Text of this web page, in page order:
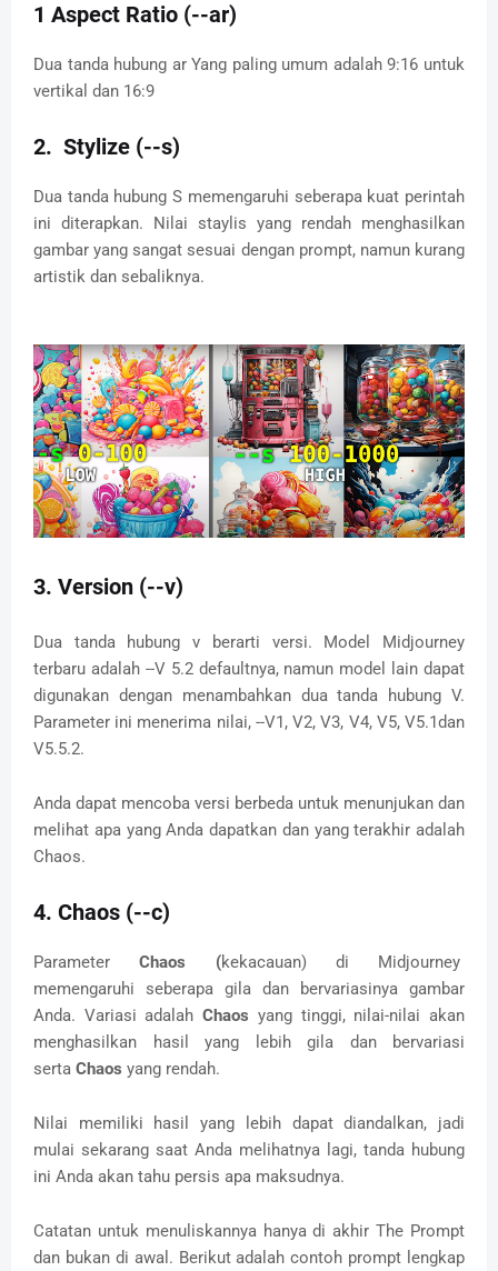
1 Aspect Ratio (--ar)
Dua tanda hubung ar Yang paling umum adalah 9:16 untuk
vertikal dan 16:9
2. Stylize (--s)
Dua tanda hubung S memengaruhi seberapa kuat perintah
ini diterapkan.
Nilai staylis yang rendah menghasilkan
gambar yang sangat sesuai dengan prompt, namun kurang
artistik dan sebaliknya.
3. Version (--v)
Dua tanda hubung v berarti versi. Model Midjourney
terbaru adalah --V 5.2 defaultnya, namun model lain dapat
digunakan dengan menambahkan dua tanda hubung V.
Parameter ini menerima nilai, --V1, V2, V3, V4, V5, V5.1dan
V5.5.2.
Anda dapat mencoba versi berbeda untuk menunjukan dan
melihat apa yang Anda dapatkan dan yang terakhir adalah
Chaos.
4. Chaos (--c)
ParameterChaos (kekacauan) di Midjourney
memengaruhi seberapa gila dan bervariasinya gambar
Anda. Variasi adalahChaos yang tinggi, nilai-nilai akan
menghasilkan hasil yang lebih gila dan bervariasi
serta Chaos yang rendah.
Nilai memiliki hasil yang lebih dapat diandalkan, jadi
mulai sekarang saat Anda melihatnya lagi, tanda hubung
ini Anda akan tahu persis apa maksudnya.
Catatan untuk menuliskannya hanya di akhir The Prompt
dan bukan di awal. Berikut adalah contoh prompt lengkap